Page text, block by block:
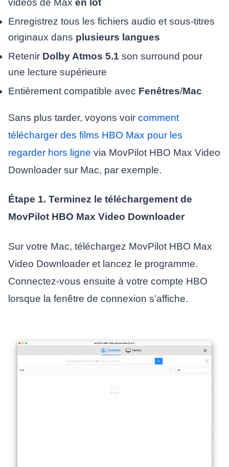
Enregistrez tous les fichiers audio et sous-titres
originaux dans plusieurs langues
Retenir Dolby Atmos 5.1 son surround pour
une lecture supérieure
Entièrement compatible avec Fenêtres/Mac
Sans plus tarder, voyons voir comment
télécharger des films HBO Max pour les
regarder hors ligne via MovPilot HBO Max Video
Downloader sur Mac, par exemple.
Étape 1. Terminez le téléchargement de
MovPilot HBO Max Video Downloader
Sur votre Mac, téléchargez MovPilot HBO Max
Video Downloader et lancez le programme.
Connectez-vous ensuite à votre compte HBO
lorsque la fenêtre de connexion s’affiche.